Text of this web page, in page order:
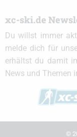
xc-ski.de
Du willst immer
melde dich für
erhältst du damit
News und Themen
©